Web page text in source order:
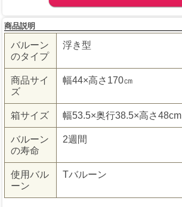
商品説明
バルーン
のタイプ
浮き型
商品サイ
ズ
幅44×高さ170㎝
箱サイズ 幅53.5×奥行38.5×高さ48cm
バルーン
の寿命
2週間
使用バル
ーン
Tバルーン